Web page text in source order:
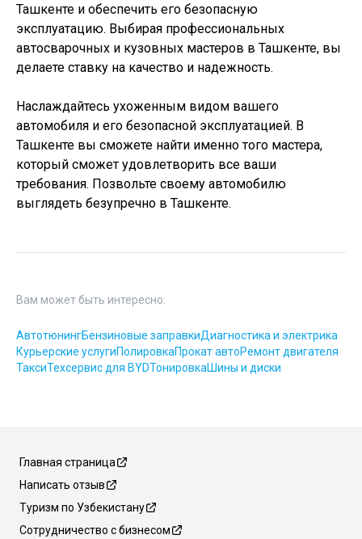
Ташкенте и обеспечить его безопасную
эксплуатацию. Выбирая профессиональных
автосварочных и кузовных мастеров в Ташкенте, вы
делаете ставку на качество и надежность.
Наслаждайтесь ухоженным видом вашего
автомобиля и его безопасной эксплуатацией. В
Ташкенте вы сможете найти именно того мастера,
который сможет удовлетворить все ваши
требования. Позвольте своему автомобилю
выглядеть безупречно в Ташкенте.
Вам может быть интересно:
АвтотюнингБензиновые заправкиДиагностика и электрика
Курьерские услугиПолировкаПрокат автоРемонт двигателя
ТаксиТехсервис для BYDТонировкаШины и диски
Главная страница
Написать отзыв
Туризм по Узбекистану
Сотрудничество с бизнесом